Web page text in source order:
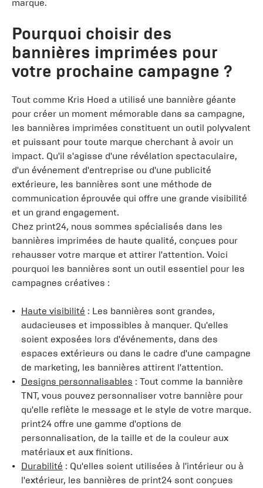
marque.
Pourquoi choisir des
bannières imprimées pour
votre prochaine campagne ?
Tout comme Kris Hoed a utilisé une bannière géante
pour créer un moment mémorable dans sa campagne,
les bannières imprimées constituent un outil polyvalent
et puissant pour toute marque cherchant à avoir un
impact. Qu'il s'agisse d'une révélation spectaculaire,
d'un événement d'entreprise ou d'une publicité
extérieure, les bannières sont une méthode de
communication éprouvée qui offre une grande visibilité
et un grand engagement.
Chez print24, nous sommes spécialisés dans les
bannières imprimées de haute qualité, conçues pour
rehausser votre marque et attirer l'attention. Voici
pourquoi les bannières sont un outil essentiel pour les
campagnes créatives :
Haute visibilité : Les bannières sont grandes,
audacieuses et impossibles à manquer. Qu'elles
soient exposées lors d'événements, dans des
espaces extérieurs ou dans le cadre d'une campagne
de marketing, les bannières attirent l'attention.
Designs personnalisables : Tout comme la bannière
TNT, vous pouvez personnaliser votre bannière pour
qu'elle reflète le message et le style de votre marque.
print24 offre une gamme d'options de
personnalisation, de la taille et de la couleur aux
matériaux et aux finitions.
Durabilité : Qu'elles soient utilisées à l'intérieur ou à
l'extérieur, les bannières de print24 sont conçues